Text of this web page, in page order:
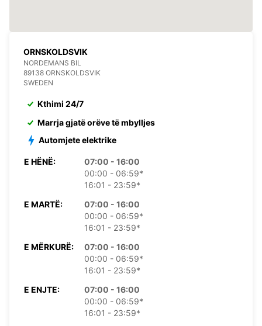
ORNSKOLDSVIK
NORDEMANS BIL
89138 ORNSKOLDSVIK
SWEDEN
Kthimi 24/7
Marrja gjatë orëve të mbylljes
Automjete elektrike
E HËNË:
07:00 - 16:00
00:00 - 06:59*
16:01 - 23:59*
E MARTË:
07:00 - 16:00
00:00 - 06:59*
16:01 - 23:59*
E MËRKURË:
07:00 - 16:00
00:00 - 06:59*
16:01 - 23:59*
E ENJTE:
07:00 - 16:00
00:00 - 06:59*
16:01 - 23:59*